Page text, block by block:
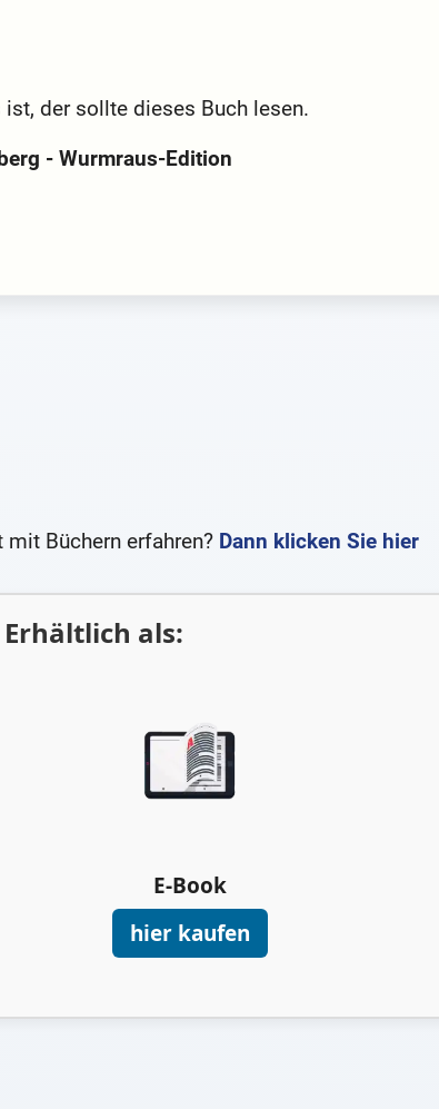
der sollte dieses Buch lesen.
- Wurmraus-Edition
Büchern erfahren? Dann klicken Sie hier
Erhältlich als:
E-Book
hier kaufen